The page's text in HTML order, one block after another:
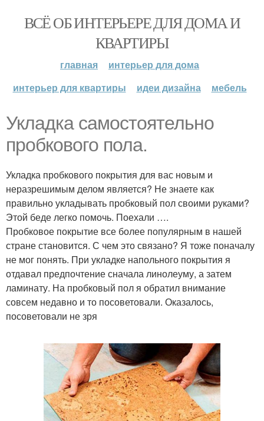
ВСЁ ОБ ИНТЕРЬЕРЕ ДЛЯ ДОМА И
КВАРТИРЫ
главная
интерьер для дома
интерьер для квартиры
идеи дизайна мебель
Укладка самостоятельно
пробкового пола.
Укладка пробкового покрытия для вас новым и
неразрешимым делом является? Не знаете как
правильно укладывать пробковый пол своими руками?
Этой беде легко помочь. Поехали ….
Пробковое покрытие все более популярным в нашей
стране становится. С чем это связано? Я тоже поначалу
не мог понять. При укладке напольного покрытия я
отдавал предпочтение сначала линолеуму, а затем
ламинату. На пробковый пол я обратил внимание
совсем недавно и то посоветовали. Оказалось,
посоветовали не зря